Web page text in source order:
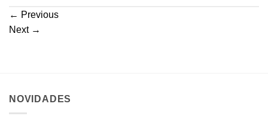
← Previous
Next →
NOVIDADES